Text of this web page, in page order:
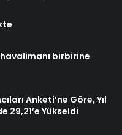
birbirine
Anketi’ne Göre, Yıl
29,21’e Yükseldi